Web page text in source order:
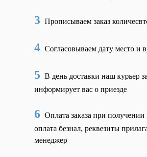
3 Прописываем заказ
4 Согласовываем дату место и
5 В день доставки наш курьер
информирует вас о приезде
6 Оплата заказа при
оплата безнал, реквезиты
менеджер